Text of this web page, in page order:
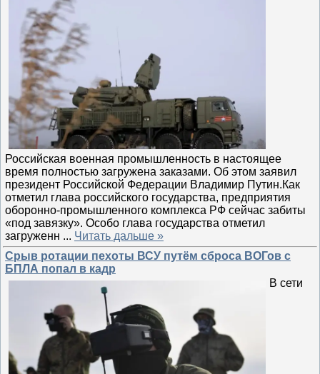
Российская военная промышленность в настоящее
время полностью загружена заказами. Об этом заявил
президент Российской Федерации Владимир Путин.Как
отметил глава российского государства, предприятия
оборонно-промышленного комплекса РФ сейчас забиты
«под завязку». Особо глава государства отметил
загруженн ... Читать дальше »
Срыв ротации пехоты ВСУ путём сброса ВОГов с
БПЛА попал в кадр
В сети